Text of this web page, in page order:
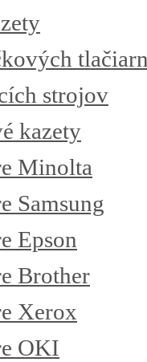
strojov
kazety
Minolta
Samsung
Epson
Brother
Xerox
OKI